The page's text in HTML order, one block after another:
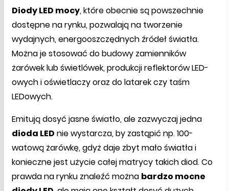
Diody LED mocy, które obecnie są powszechnie
dostępne na rynku, pozwalają na tworzenie
wydajnych, energooszczędnych źródeł światła.
Można je stosować do budowy zamienników
żarówek lub świetlówek, produkcji reflektorów LED-
owych i oświetlaczy oraz do latarek czy taśm
LEDowych.
Emitują dosyć jasne światło, ale zazwyczaj jedna
dioda LED nie wystarcza, by zastąpić np. 100-
watową żarówkę, gdyż daje zbyt mało światła i
konieczne jest użycie całej matrycy takich diod. Co
prawda na rynku znaleźć można bardzo mocne